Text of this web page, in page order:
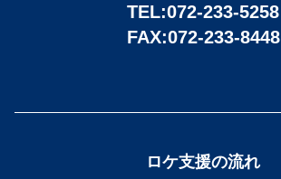
TEL:072-233-5258
FAX:072-233-8448
ロケ支援の流れ